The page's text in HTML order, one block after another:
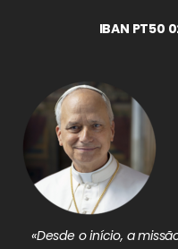
IBAN PT50
«Desde o início, a